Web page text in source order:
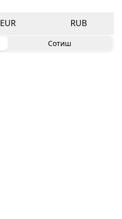
EUR RUB
Сотиш